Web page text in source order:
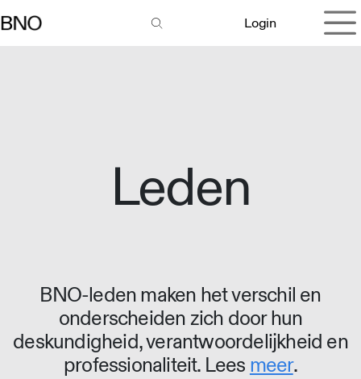
Login
Leden
BNO-leden maken het verschil en
onderscheiden zich door hun
deskundigheid, verantwoordelijkheid en
professionaliteit. Lees meer.